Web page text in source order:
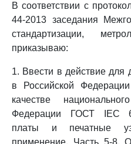
В соответствии с
44-2013 заседания
стандартизации,
приказываю:
1. Ввести в действие для
в Российской
качестве
Федерации ГОСТ IEC
платы и печатные
применение. Часть 5-8.